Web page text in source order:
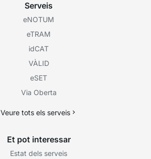
Serveis
eNOTUM
eTRAM
idCAT
VÀLID
eSET
Via Oberta
Veure tots els serveis
Et pot interessar
Estat dels serveis